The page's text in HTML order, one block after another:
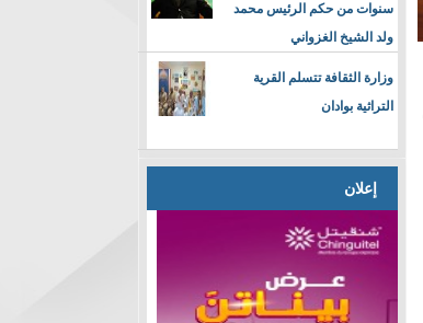
سنوات من حكم الرئيس محمد
ولد الشيخ الغزواني
وزارة الثقافة تتسلم القرية
التراثية بوادان
إعلان